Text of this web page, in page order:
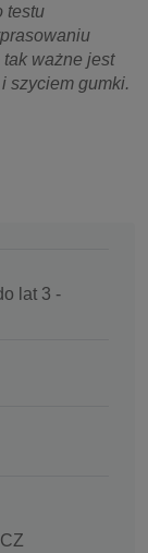
testu
tak ważne jest
szyciem gumki.
lat 3 -